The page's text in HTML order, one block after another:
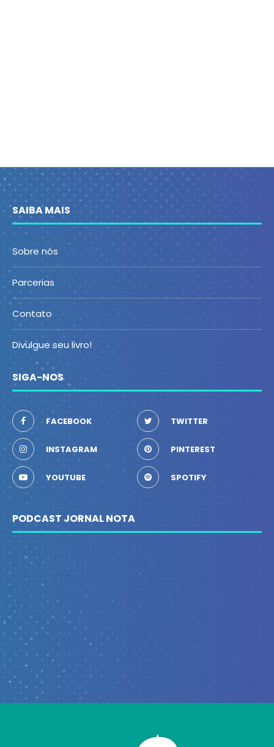
SAIBA MAIS
Sobre nós
Parcerias
Contato
Divulgue seu livro!
SIGA-NOS
FACEBOOK TWITTER
INSTAGRAM PINTEREST
YOUTUBE SPOTIFY
PODCAST JORNAL NOTA